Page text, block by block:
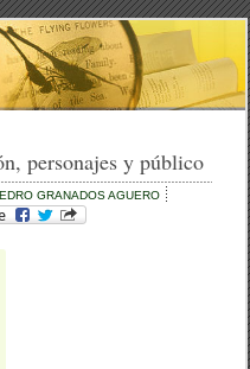
personajes y público
GRANADOS AGUERO